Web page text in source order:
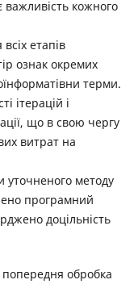
кожного
етапів
ознак окремих
терми.
ітерацій і
що в свою чергу
витрат на
уточненого методу
програмний
доцільність
попередня обробка